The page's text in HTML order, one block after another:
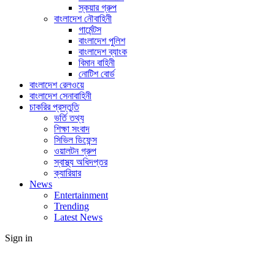
স্কয়ার গ্রুপ
বাংলাদেশ নৌবাহিনী
গার্মেন্টস
বাংলাদেশ পুলিশ
বাংলাদেশ ব্যাংক
বিমান বাহিনী
নোটিশ বোর্ড
বাংলাদেশ রেলওয়ে
বাংলাদেশ সেনাবাহিনী
চাকরির প্রস্তুতি
ভর্তি তথ্য
শিক্ষা সংবাদ
সিভিল ডিফেন্স
ওয়ালটন গ্রুপ
স্বাস্থ্য অধিদপ্তর
ক্যারিয়ার
News
Entertainment
Trending
Latest News
Sign in